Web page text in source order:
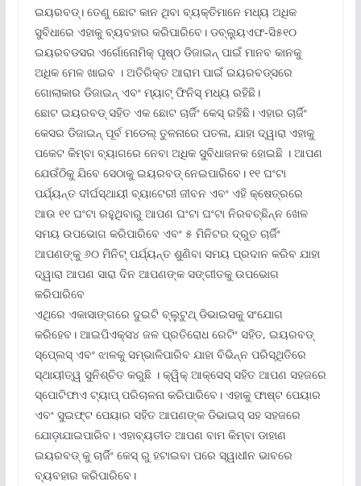
ଇୟରବଡ୍‌। ତେଣୁ ଛୋଟ କାନ ଥିବା ବ୍ୟକ୍ତିମାନେ ମଧ୍ୟ ଅଧିକ
ସୁବିଧାରେ ଏହାକୁ ବ୍ୟବହାର କରିପାରିବେ। ଡବ୍ଲ୍ୟୁଏଫ-ସି୫୧୦
ଇୟରବଡସର ଏର୍ଗୋନୋମିକ୍ ପୃଷ୍ଠ ଡିଜାଇନ୍ ପାଇଁ ମାନବ କାନକୁ
ଅଧିକ ମେଳ ଖାଇବ । ଅତିରିକ୍ତ ଆରାମ ପାଇଁ ଇୟରବଡ୍ସରେ
ଗୋଲାକାର ଡିଜାଇନ୍ ଏବଂ ମ୍ୟାଟ୍ ଫିନିସ୍ ମଧ୍ୟ ରହିଛି।
ଛୋଟ ଇୟରବଡ୍ ସହିତ ଏକ ଛୋଟ ଚାର୍ଜିଂ କେସ୍ ରହିଛି। ଏହାର ଚାର୍ଜିଂ
କେସର ଡିଜାଇନ୍ ପୂର୍ବ ମଡେଲ୍ ତୁଳନାରେ ପତଳା, ଯାହା ଦ୍ୱାରା ଏହାକୁ
ପକେଟ କିମ୍ବା ବ୍ୟାଗରେ ନେବା ଅଧିକ ସୁବିଧାଜନକ ହୋଇଛି । ଆପଣ
ଯେଉଁଠିକୁ ଯିବେ ସେଠାକୁ ଇୟରବଡ୍ ନେଇପାରିବେ। ୧୧ ଘଂଟା
ପର୍ଯ୍ୟନ୍ତ ଦୀର୍ଘସ୍ଥାୟୀ ବ୍ୟାଟେରୀ ଜୀବନ ଏବଂ ଏହି କ୍ଷେତ୍ରରେ
ଆଉ ୧୧ ଘଂଟା ରହୁଥିବାରୁ ଆପଣ ଘଂଟା ଘଂଟା ନିରବଚ୍ଛିନ୍ନ ଖେଳ
ସମୟ ଉପଭୋଗ କରିପାରିବେ ଏବଂ ୫ ମିନିଟର ଦ୍ରୁତ ଚାର୍ଜିଂ
ଆପଣଙ୍କୁ ୬୦ ମିନିଟ୍ ପର୍ଯ୍ୟନ୍ତ ଶୁଣିବା ସମୟ ପ୍ରଦାନ କରିବ ଯାହା
ଦ୍ୱାରା ଆପଣ ସାରା ଦିନ ଆପଣଙ୍କ ସଙ୍ଗୀତକୁ ଉପଭୋଗ
କରିପାରିବେ
ଏଥିରେ ଏକାସାଙ୍ଗରେ ଦୁଇଟି ବ୍ଲୁଟୁଥ୍ ଡିଭାଇସକୁ ସଂଯୋଗ
କରିହେବ। ଆଇପିଏକ୍ସ୪ ଜଳ ପ୍ରତିରୋଧ ରେଟିଂ ସହିତ, ଇୟରବଡ୍
ସ୍ପେ୍ଲସ୍ ଏବଂ ଝାଳକୁ ସମ୍ଭାଳିପାରିବ ଯାହା ବିଭିନ୍ନ ପରିସ୍ଥିତିରେ
ସ୍ଥାୟୀତ୍ୱ ସୁନିଶ୍ଚିତ କରୁଛି । କ୍ୱିକ୍ ଆକ୍ସେସ୍ ସହିତ ଆପଣ ସହଜରେ
ସ୍ପୋଟିଫାଏ ଟ୍ୟାପ୍ ପରିଚାଳନା କରିପାରିବେ। ଏହାକୁ ଫାଷ୍ଟ ପେୟାର
ଏବଂ ସୁଇଫ୍ଟ ପେୟାର ସହିତ ଆପଣଙ୍କ ଡିଭାଇସ୍ ସହ ସହଜରେ
ଯୋଡ଼ାଯାଇପାରିବ। ଏହାବ୍ୟତୀତ ଆପଣ ବାମ କିମ୍ବା ଡାହାଣ
ଇୟରବଡ୍ କୁ ଚାର୍ଜିଂ କେସ୍ ରୁ ହଟାଇବା ପରେ ସ୍ୱାଧୀନ ଭାବରେ
ବ୍ୟବହାର କରିପାରିବେ।